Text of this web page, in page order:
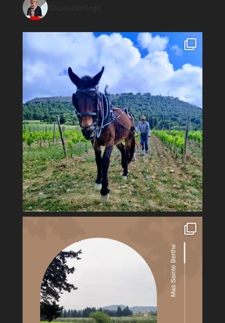
floclosdemiege